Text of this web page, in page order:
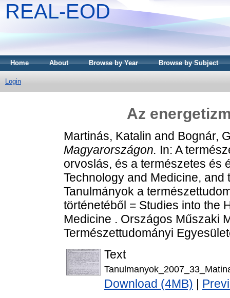
REAL-EOD
Home About Browse by Year Browse by Subject
Login
Az
Martinás, Katalin and Bognár,
Magyarországon. In: A
orvoslás, és a természetes és
Technology and Medicine,
Tanulmányok a
történetéből = Studies into the
Medicine . Országos Műszaki
Természettudományi
Text
Download (4MB)